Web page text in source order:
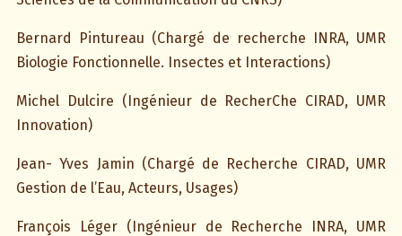
Bernard Pintureau (Chargé de recherche INRA, UMR
Biologie Fonctionnelle. Insectes et Interactions)
Michel Dulcire (Ingénieur de RecherChe CIRAD, UMR
Innovation)
Jean- Yves Jamin (Chargé de Recherche CIRAD, UMR
Gestion de l’Eau, Acteurs, Usages)
François Léger (Ingénieur de Recherche INRA, UMR